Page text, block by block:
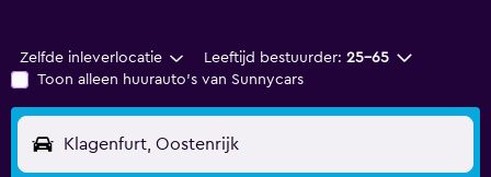
Zelfde inleverlocatie Leeftijd bestuurder: 25-65
Toon alleen huurauto's van Sunnycars
Klagenfurt, Oostenrijk